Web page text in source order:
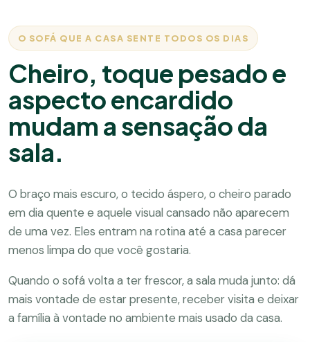
O SOFÁ QUE A CASA SENTE TODOS OS DIAS
Cheiro, toque pesado e
aspecto encardido
mudam a sensação da
sala.
O braço mais escuro, o tecido áspero, o cheiro parado
em dia quente e aquele visual cansado não aparecem
de uma vez. Eles entram na rotina até a casa parecer
menos limpa do que você gostaria.
Quando o sofá volta a ter frescor, a sala muda junto: dá
mais vontade de estar presente, receber visita e deixar
a família à vontade no ambiente mais usado da casa.